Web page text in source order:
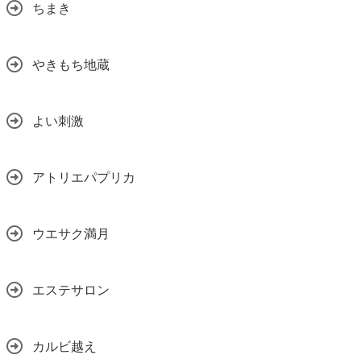
ちまき
やきもち地蔵
よい刺激
アトリエパプリカ
ウエサク満月
エステサロン
カルビ越え